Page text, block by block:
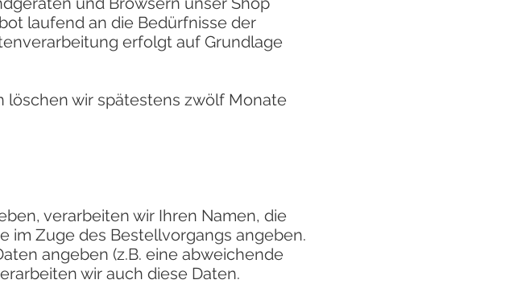
laufend an die Bedürfnisse der
erfolgt auf Grundlage
wir spätestens zwölf Monate
verarbeiten wir Ihren Namen, die
im Zuge des Bestellvorgangs angeben.
angeben (z.B. eine abweichende
wir auch diese Daten.